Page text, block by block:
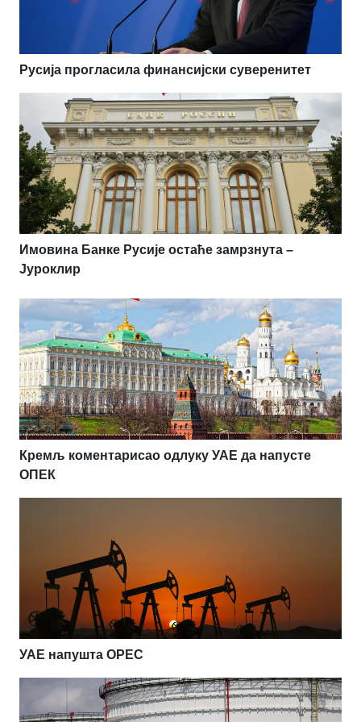
Русија прогласила финансијски суверенитет
Имовина Банке Русије остаће замрзнута –
Јуроклир
Кремљ коментарисао одлуку УАЕ да напусте
ОПЕК
УАЕ напушта OPEC